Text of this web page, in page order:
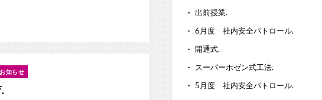
お知らせ
出前授業.
6月度 社内安全パトロール.
開通式.
スーパーホゼン式工法.
5月度 社内安全パトロール.